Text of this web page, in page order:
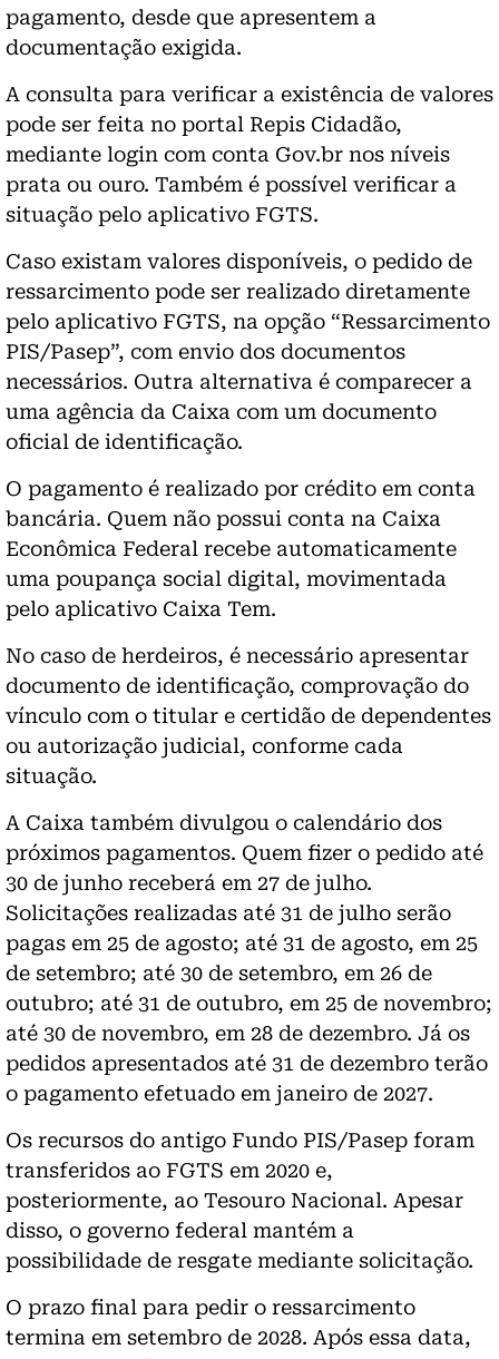
pagamento, desde que apresentem a
documentação exigida.
A consulta para verificar a existência de valores
pode ser feita no portal Repis Cidadão,
mediante login com conta Gov.br nos níveis
prata ou ouro. Também é possível verificar a
situação pelo aplicativo FGTS.
Caso existam valores disponíveis, o pedido de
ressarcimento pode ser realizado diretamente
pelo aplicativo FGTS, na opção “Ressarcimento
PIS/Pasep”, com envio dos documentos
necessários. Outra alternativa é comparecer a
uma agência da Caixa com um documento
oficial de identificação.
O pagamento é realizado por crédito em conta
bancária. Quem não possui conta na Caixa
Econômica Federal recebe automaticamente
uma poupança social digital, movimentada
pelo aplicativo Caixa Tem.
No caso de herdeiros, é necessário apresentar
documento de identificação, comprovação do
vínculo com o titular e certidão de dependentes
ou autorização judicial, conforme cada
situação.
A Caixa também divulgou o calendário dos
próximos pagamentos. Quem fizer o pedido até
30 de junho receberá em 27 de julho.
Solicitações realizadas até 31 de julho serão
pagas em 25 de agosto; até 31 de agosto, em 25
de setembro; até 30 de setembro, em 26 de
outubro; até 31 de outubro, em 25 de novembro;
até 30 de novembro, em 28 de dezembro. Já os
pedidos apresentados até 31 de dezembro terão
o pagamento efetuado em janeiro de 2027.
Os recursos do antigo Fundo PIS/Pasep foram
transferidos ao FGTS em 2020 e,
posteriormente, ao Tesouro Nacional. Apesar
disso, o governo federal mantém a
possibilidade de resgate mediante solicitação.
O prazo final para pedir o ressarcimento
termina em setembro de 2028. Após essa data,